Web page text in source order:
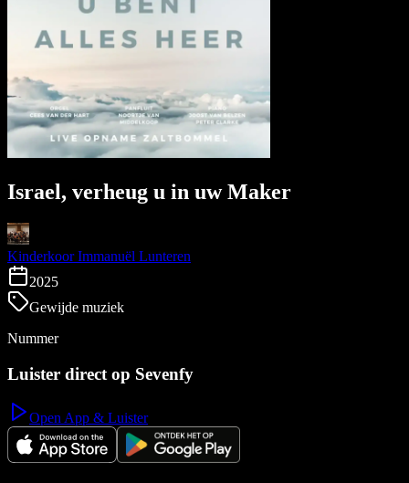
Israel, verheug u in uw Maker
Kinderkoor Immanuël Lunteren
2025
Gewijde muziek
Nummer
Luister direct op Sevenfy
Open App & Luister